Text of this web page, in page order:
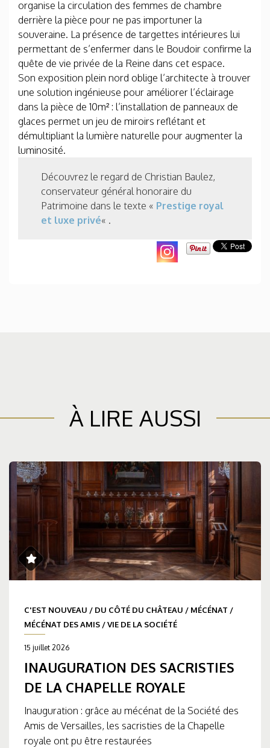
organise la circulation des femmes de chambre
derrière la pièce pour ne pas importuner la
souveraine. La présence de targettes intérieures lui
permettant de s’enfermer dans le Boudoir confirme la
quête de vie privée de la Reine dans cet espace.
Son exposition plein nord oblige l’architecte à trouver
une solution ingénieuse pour améliorer l’éclairage
dans la pièce de 10m² : l’installation de panneaux de
glaces permet un jeu de miroirs reflétant et
démultipliant la lumière naturelle pour augmenter la
luminosité.
Découvrez le regard de Christian Baulez,
conservateur général honoraire du
Patrimoine dans le texte « Prestige royal
et luxe privé« .
À LIRE AUSSI
C'EST NOUVEAU / DU CÔTÉ DU CHÂTEAU / MÉCÉNAT /
MÉCÉNAT DES AMIS /VIE DE LA SOCIÉTÉ
15 juillet 2026
INAUGURATION DES SACRISTIES
DE LA CHAPELLE ROYALE
Inauguration : grâce au mécénat de la Société des
Amis de Versailles, les sacristies de la Chapelle
royale ont pu être restaurées